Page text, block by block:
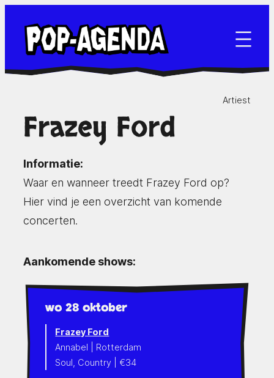
naar
inhoud
Artiest
Frazey Ford
Informatie:
Waar en wanneer treedt Frazey Ford op?
Hier vind je een overzicht van komende
concerten.
Aankomende shows:
wo 28 oktober
Frazey Ford
Annabel | Rotterdam
Soul, Country | €34